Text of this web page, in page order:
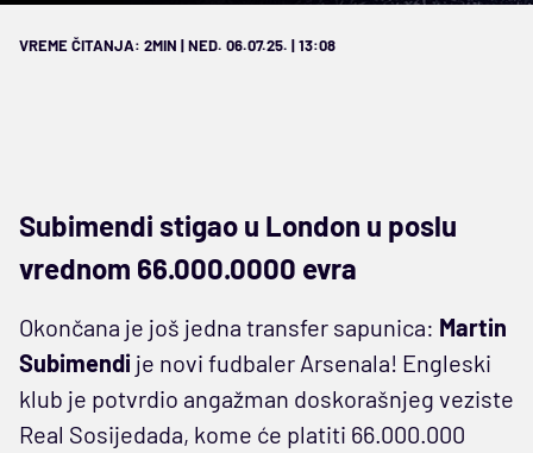
VREME ČITANJA: 2MIN | NED. 06.07.25. | 13:08
Subimendi stigao u London u poslu
vrednom 66.000.0000 evra
Okončana je još jedna transfer sapunica: Martin
Subimendi je novi fudbaler Arsenala! Engleski
klub je potvrdio angažman doskorašnjeg veziste
Real Sosijedada, kome će platiti 66.000.000